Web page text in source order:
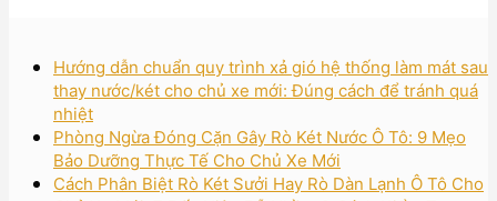
Hướng dẫn chuẩn quy trình xả gió hệ thống làm mát sau
thay nước/két cho chủ xe mới: Đúng cách để tránh quá
nhiệt
Phòng Ngừa Đóng Cặn Gây Rò Két Nước Ô Tô: 9 Mẹo
Bảo Dưỡng Thực Tế Cho Chủ Xe Mới
Cách Phân Biệt Rò Két Sưởi Hay Rò Dàn Lạnh Ô Tô Cho